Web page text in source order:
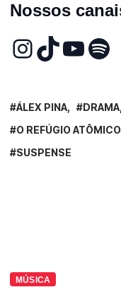
Nossos
ÁLEX PINA DRAMA
O REFÚGIO ATÔMICO
SUSPENSE
MÚSICA